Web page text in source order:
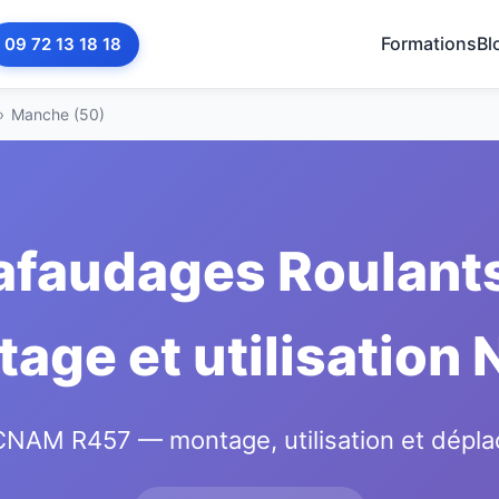
09 72 13 18 18 Formations
› Manche (50)
et utilisation
R457 — montage, utilisation et